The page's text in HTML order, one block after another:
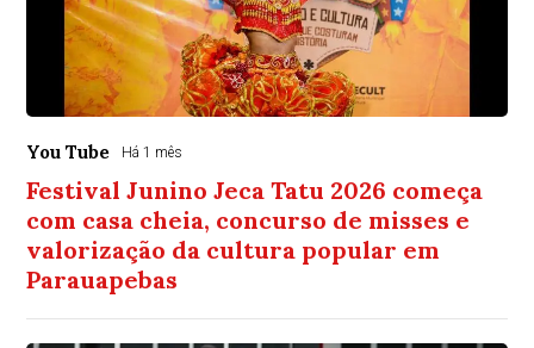
You Tube Há 1 mês
Festival Junino Jeca Tatu 2026 começa
com casa cheia, concurso de misses e
valorização da cultura popular em
Parauapebas